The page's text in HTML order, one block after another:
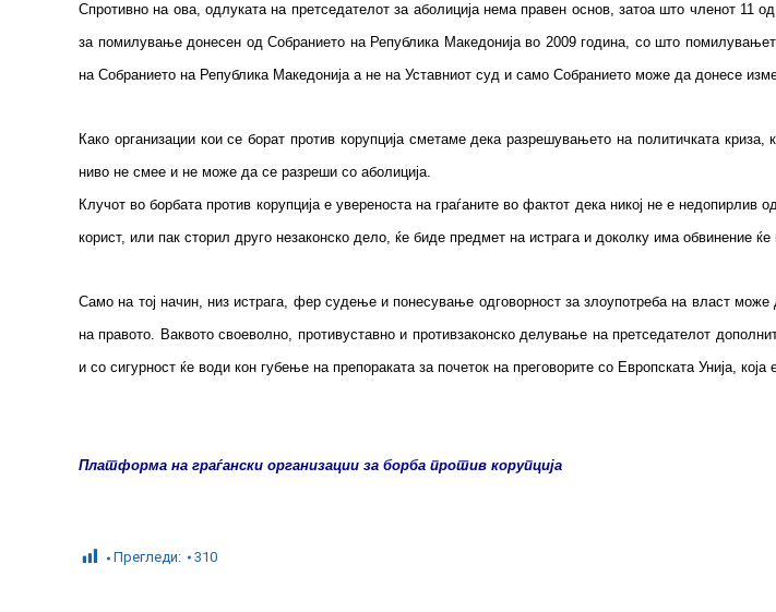
Спротивно на ова, одлуката на претседателот за аболиција нема правен основ, затоа што членот
за помилување донесен од Собранието на Република Македонија во 2009 година, со што
на Собранието на Република Македонија а не на Уставниот суд и само Собранието може да донесе
Како организации кои се борат против корупција сметаме дека разрешувањето на политичката
ниво не смее и не може да се разреши со аболиција.
Клучот во борбата против корупција е увереноста на граѓаните во фактот дека никој не е
корист, или пак сторил друго незаконско дело, ќе биде предмет на истрага и доколку има обвинение
Само на тој начин, низ истрага, фер судење и понесување одговорност за злоупотреба на власт
на правото. Ваквото своеволно, противуставно и противзаконско делување на претседателот
и со сигурност ќе води кон губење на препораката за почеток на преговорите со Европската Унија,
Платформа на граѓански организации за борба против корупција
Прегледи: 310